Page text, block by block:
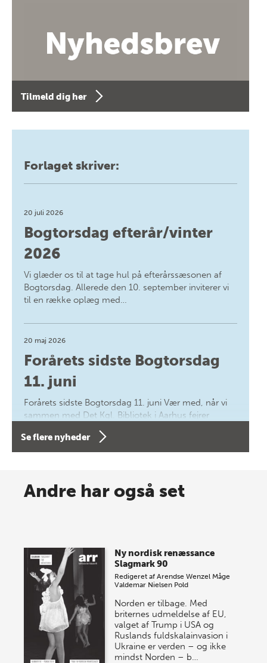
Tilmeld dig her
Forlaget skriver:
20 juli 2026
Bogtorsdag efterår/vinter
2026
Vi glæder os til at tage hul på efterårssæsonen af
Bogtorsdag. Allerede den 10. september inviterer vi
til en række oplæg med…
20 maj 2026
Forårets sidste Bogtorsdag
11. juni
Forårets sidste Bogtorsdag 11. juni Vær med, når vi
sammen med Det Kgl. Bibliotek i Aarhus fejrer
forfatterne bag vores nyes…
Spar op til 70% til sommer-
onsdag den 10. j…
Se flere nyheder
Andre har også set
Ny nordisk renæssance
Slagmark 90
Redigeret afArendse Wenzel Måge
Valdemar Nielsen Pold
Norden er tilbage. Med
briternes udmeldelse af EU,
valget af Trump i USA og
Ruslands fuldskalainvasion i
Ukraine er verden – og ikke
mindst Norden – b…